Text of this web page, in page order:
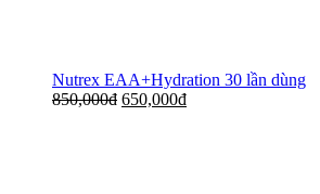
Nutrex EAA+Hydration 30 lần dùng
850,000đ 650,000đ